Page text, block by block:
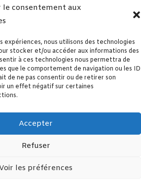
le consentement aux
expériences, nous utilisons des technologies
stocker et/ou accéder aux informations des
à ces technologies nous permettra de
que le comportement de navigation ou les ID
de ne pas consentir ou de retirer son
un effet négatif sur certaines
Accepter
Refuser
les préférences
CARINE MERCIER
( 521710384)